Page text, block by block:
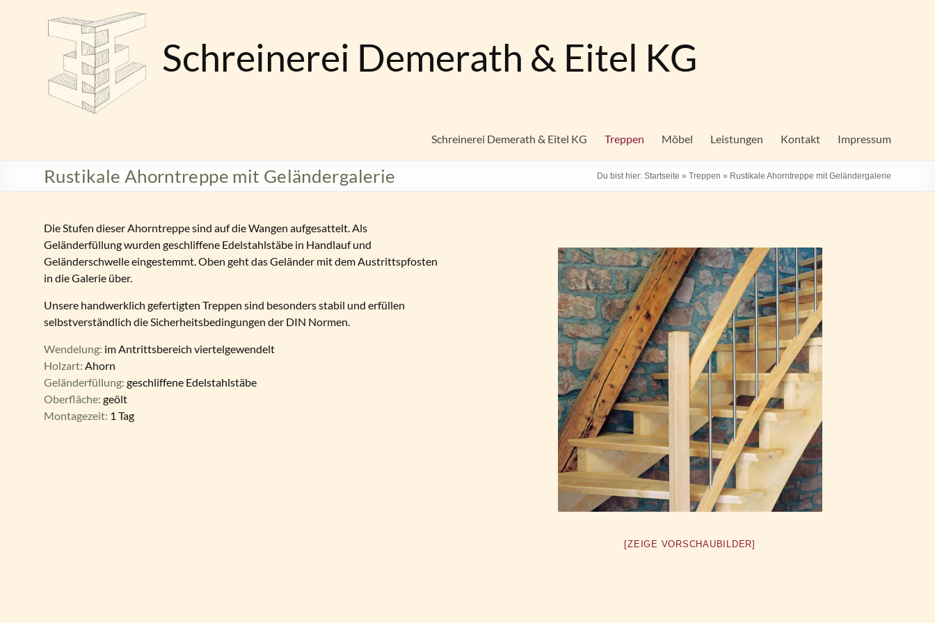
Schreinerei Demerath & Eitel KG
Schreinerei Demerath & Eitel KG Treppen Möbel Leistungen Kontakt Impressum
Rustikale Ahorntreppe mit Geländergalerie Du bist hier: Startseite » Treppen » Rustikale Ahorntreppe mit Geländergalerie
Die Stufen dieser Ahorntreppe sind auf die Wangen aufgesattelt. Als
Geländerfüllung wurden geschliffene Edelstahlstäbe in Handlauf und
Geländerschwelle eingestemmt. Oben geht das Geländer mit dem Austrittspfosten
in die Galerie über.
Unsere handwerklich gefertigten Treppen sind besonders stabil und erfüllen
selbstverständlich die Sicherheitsbedingungen der DIN Normen.
Wendelung: im Antrittsbereich viertelgewendelt
Holzart: Ahorn
Geländerfüllung: geschliffene Edelstahlstäbe
Oberfläche: geölt
Montagezeit: 1 Tag
[ZEIGE VORSCHAUBILDER]